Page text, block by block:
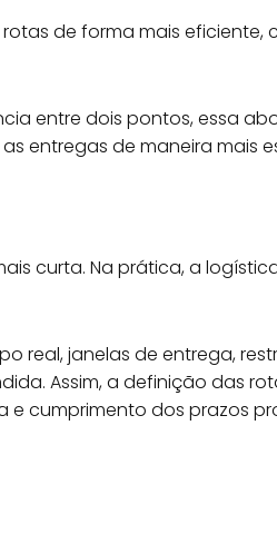
de forma mais eficiente,
entre dois pontos, essa
entregas de maneira mais
curta. Na prática, a
real, janelas de entrega,
Assim, a definição das
e cumprimento dos prazos